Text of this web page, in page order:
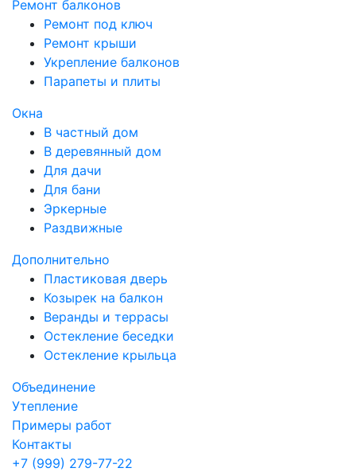
Ремонт балконов
Ремонт под ключ
Ремонт крыши
Укрепление балконов
Парапеты и плиты
Окна
В частный дом
В деревянный дом
Для дачи
Для бани
Эркерные
Раздвижные
Дополнительно
Пластиковая дверь
Козырек на балкон
Веранды и террасы
Остекление беседки
Остекление крыльца
Объединение
Утепление
Примеры работ
Контакты
+7 (999) 279-77-22